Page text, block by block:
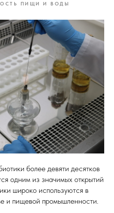
ПИЩИ И ВОДЫ
более девяти десятков
одним из значимых открытий
широко используются в
и пищевой промышленности.